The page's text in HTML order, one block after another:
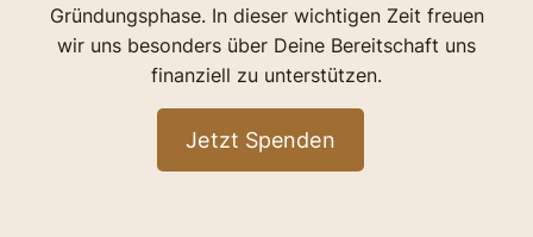
Gründungsphase. In dieser wichtigen Zeit freuen
wir uns besonders über Deine Bereitschaft uns
finanziell zu unterstützen.
Jetzt Spenden